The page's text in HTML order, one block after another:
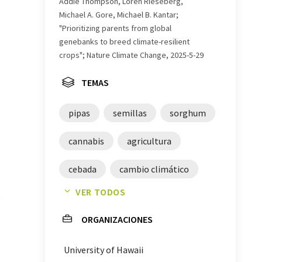
Michael A. Gore, Michael B. Kantar;
"Prioritizing parents from global
genebanks to breed climate-resilient
crops"; Nature Climate Change, 2025-5-29
TEMAS
pipas semillas sorghum
cannabis agricultura
cebada cambio climático
pimienta
VER TODOS
ORGANIZACIONES
University of Hawaii